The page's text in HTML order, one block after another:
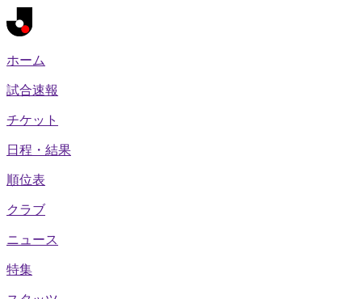
ホーム
試合速報
チケット
日程・結果
順位表
クラブ
ニュース
特集